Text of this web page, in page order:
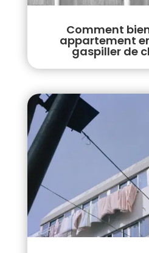
Comment
appartement
gaspiller de